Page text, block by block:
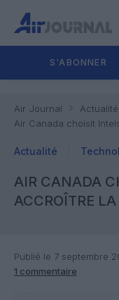
S'ABONNER
Air Journal
Actualité
Air Canada choisit
Actualité
AIR CANADA
ACCROÎTRE
Publié le 7 septembre
1 commentaire